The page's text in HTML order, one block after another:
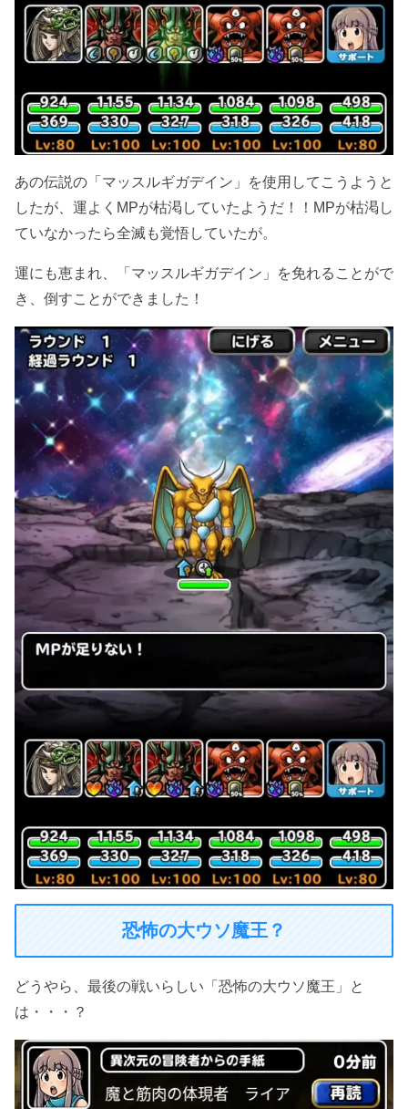
あの伝説の「マッスルギガデイン」を使用してこうようと
したが、運よくMPが枯渇していたようだ！！MPが枯渇し
ていなかったら全滅も覚悟していたが。
運にも恵まれ、「マッスルギガデイン」を免れることがで
き、倒すことができました！
恐怖の大ウソ魔王？
どうやら、最後の戦いらしい「恐怖の大ウソ魔王」と
は・・・？